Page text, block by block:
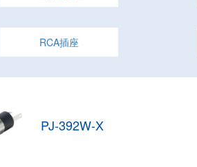
RCA插座
PJ-392W-X